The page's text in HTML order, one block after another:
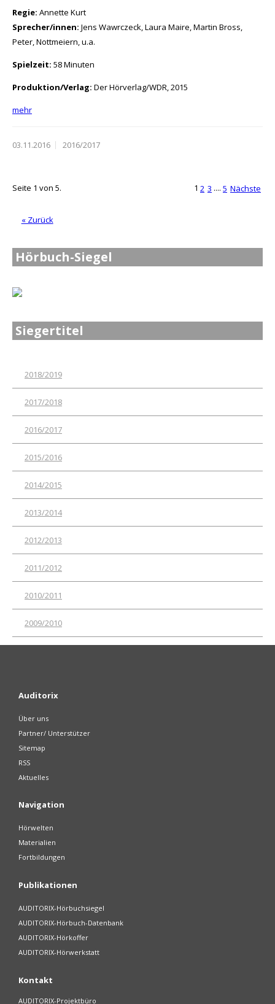
Regie: Annette Kurt
Sprecher/innen: Jens Wawrczeck, Laura Maire, Martin Bross,
Peter, Nottmeiern, u.a.
Spielzeit: 58 Minuten
Produktion/Verlag: Der Hörverlag/WDR, 2015
mehr
03.11.2016 2016/2017
Seite 1 von 5. 1 2 3 .... 5 Nächste
« Zurück
Hörbuch-Siegel
Siegertitel
2018/2019
2017/2018
2016/2017
2015/2016
2014/2015
2013/2014
2012/2013
2011/2012
2010/2011
2009/2010
Auditorix
Über uns
Partner/ Unterstützer
Sitemap
RSS
Aktuelles
Navigation
Hörwelten
Materialien
Fortbildungen
Publikationen
AUDITORIX-Hörbuchsiegel
AUDITORIX-Hörbuch-Datenbank
AUDITORIX-Hörkoffer
AUDITORIX-Hörwerkstatt
Kontakt
AUDITORIX-Projektbüro